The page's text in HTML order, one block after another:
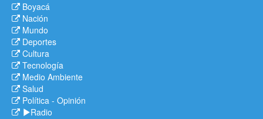
Boyacá
Nación
Mundo
Deportes
Cultura
Tecnología
Medio Ambiente
Salud
Política - Opinión
Radio